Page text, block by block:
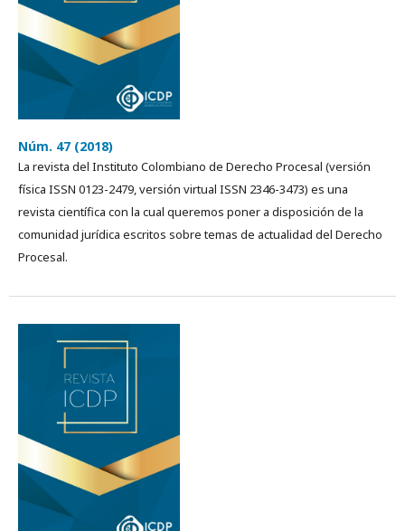
Núm. 47 (2018)
La revista del Instituto Colombiano de Derecho Procesal (versión
física ISSN 0123-2479, versión virtual ISSN 2346-3473) es una
revista cientí­fica con la cual queremos poner a disposición de la
comunidad jurídica escritos sobre temas de actualidad del Derecho
Procesal.